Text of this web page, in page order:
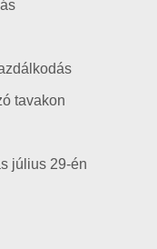
tavakon
július 29-én